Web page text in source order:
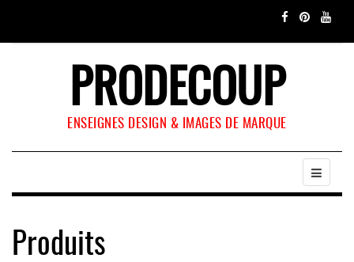
PRODECOUP
ENSEIGNES DESIGN & IMAGES DE MARQUE
Produits